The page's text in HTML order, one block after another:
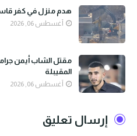
هدم منزل في كفر
أغسطس 06, 2026
مقتل الشاب أيمن
المقيبلة
أغسطس 06, 2026
إرسال تعليق